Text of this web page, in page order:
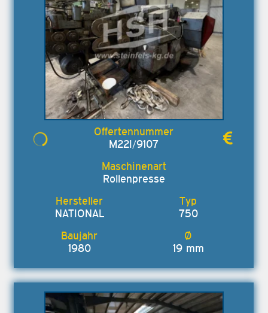
M22I/9107
Rollenpresse
NATIONAL 750
1980 19 mm